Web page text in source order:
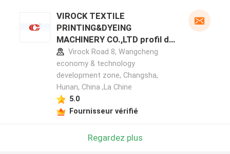
VIROCK TEXTILE
PRINTING&DYEING
MACHINERY CO.,LTD profil du
fabricant
Virock Road 8, Wangcheng
economy & technology
development zone, Changsha,
Hunan, China ,La Chine
5.0
Fournisseur vérifié
Regardez plus